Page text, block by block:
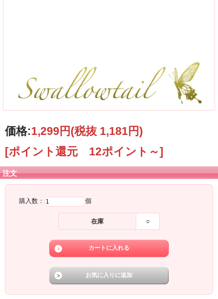
価格:1,299円(税抜 1,181円)
[ポイント還元 12ポイント～]
注文
購入数： 個
在庫 ○